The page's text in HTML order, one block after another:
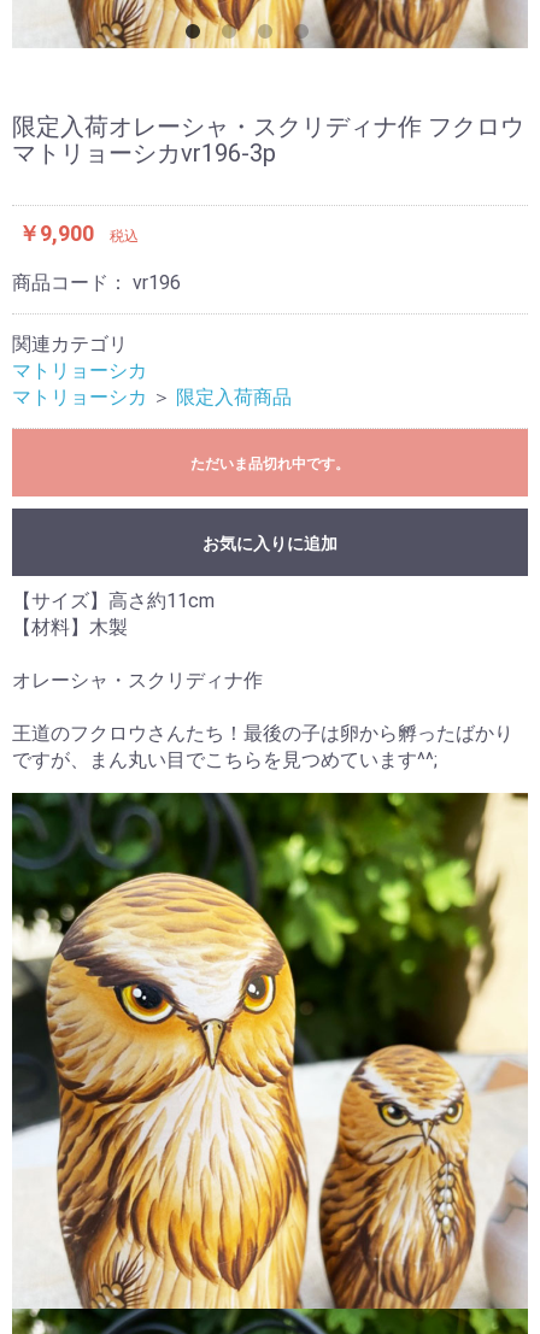
限定入荷オレーシャ・スクリディナ作 フクロウ
マトリョーシカvr196-3p
￥9,900 税込
商品コード： vr196
関連カテゴリ
マトリョーシカ
マトリョーシカ ＞ 限定入荷商品
ただいま品切れ中です。
お気に入りに追加
【サイズ】高さ約11cm
【材料】木製
オレーシャ・スクリディナ作
王道のフクロウさんたち！最後の子は卵から孵ったばかり
ですが、まん丸い目でこちらを見つめています^^;